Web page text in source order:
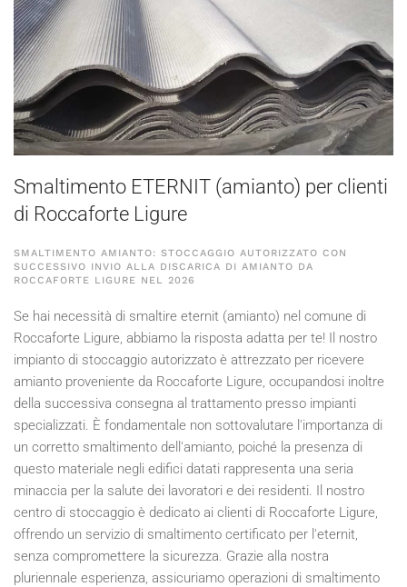
Smaltimento ETERNIT (amianto) per clienti
di Roccaforte Ligure
SMALTIMENTO AMIANTO: STOCCAGGIO AUTORIZZATO CON
SUCCESSIVO INVIO ALLA DISCARICA DI AMIANTO DA
ROCCAFORTE LIGURE NEL 2026
Se hai necessità di smaltire eternit (amianto) nel comune di
Roccaforte Ligure, abbiamo la risposta adatta per te! Il nostro
impianto di stoccaggio autorizzato è attrezzato per ricevere
amianto proveniente da Roccaforte Ligure, occupandosi inoltre
della successiva consegna al trattamento presso impianti
specializzati. È fondamentale non sottovalutare l'importanza di
un corretto smaltimento dell'amianto, poiché la presenza di
questo materiale negli edifici datati rappresenta una seria
minaccia per la salute dei lavoratori e dei residenti. Il nostro
centro di stoccaggio è dedicato ai clienti di Roccaforte Ligure,
offrendo un servizio di smaltimento certificato per l'eternit,
senza compromettere la sicurezza. Grazie alla nostra
pluriennale esperienza, assicuriamo operazioni di smaltimento